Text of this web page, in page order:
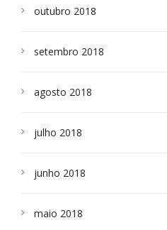
outubro 2018
setembro 2018
agosto 2018
julho 2018
junho 2018
maio 2018